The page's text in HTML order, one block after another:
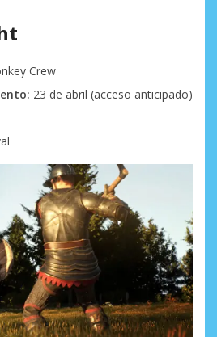
Crew
23 de abril (acceso anticipado)